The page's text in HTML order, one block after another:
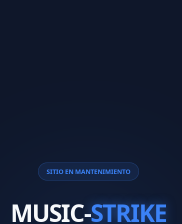
SITIO EN MANTENIMIENTO
MUSIC-STRIKE